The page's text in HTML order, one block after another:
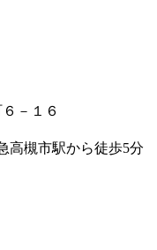
－１６
高槻市駅から徒歩5分